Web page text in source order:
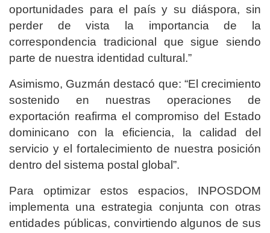
oportunidades para el país y su diáspora, sin
perder de vista la importancia de la
correspondencia tradicional que sigue siendo
parte de nuestra identidad cultural.”
Asimismo, Guzmán destacó que: “El crecimiento
sostenido en nuestras operaciones de
exportación reafirma el compromiso del Estado
dominicano con la eficiencia, la calidad del
servicio y el fortalecimiento de nuestra posición
dentro del sistema postal global”.
Para optimizar estos espacios, INPOSDOM
implementa una estrategia conjunta con otras
entidades públicas, convirtiendo algunos de sus